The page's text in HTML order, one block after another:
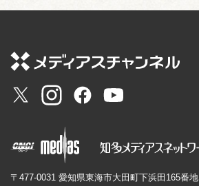
〒477-0031 愛知県東海市大田町下浜田165番地